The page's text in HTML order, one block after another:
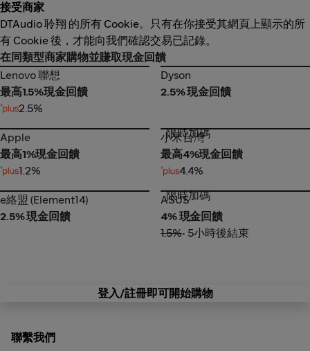
接受商家
DTAudio 聆翔 的所有 Cookie。只有在你接受其網頁上顯示的所
有 Cookie 後，才能向我們確認交易已記錄。
在同類型商家購物並賺取現金回饋
Lenovo 聯想
Lenovo 聯想
最高1.5%現金回饋
2.5%
Dyson
Dyson
2.5% 現金回饋
Apple
Apple
最高1%現金回饋
1.2%
小米台灣
限時加碼
小米台灣
最高4%現金回饋
4.4%
e絡盟 (Element14)
e絡盟 (Element14)
2.5% 現金回饋
ASUS
限時加碼
ASUS
4% 現金回饋
1.5%• 5小時後結束
登入/註冊即可開始購物
聯繫我們